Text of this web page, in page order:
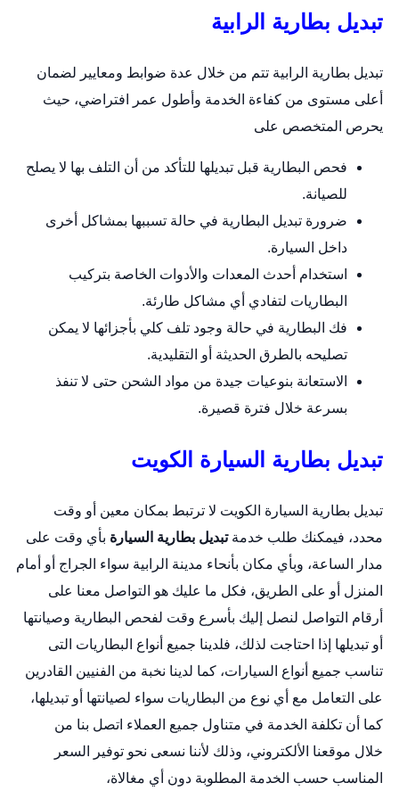
تبديل بطارية الرابية
تبديل بطارية الرابية تتم من خلال عدة ضوابط ومعايير لضمان
أعلى مستوى من كفاءة الخدمة وأطول عمر افتراضي، حيث
يحرص المتخصص على
فحص البطارية قبل تبديلها للتأكد من أن التلف بها لا يصلح
للصيانة.
ضرورة تبديل البطارية في حالة تسببها بمشاكل أخرى
داخل السيارة.
استخدام أحدث المعدات والأدوات الخاصة بتركيب
البطاريات لتفادي أي مشاكل طارئة.
فك البطارية في حالة وجود تلف كلي بأجزائها لا يمكن
تصليحه بالطرق الحديثة أو التقليدية.
الاستعانة بنوعيات جيدة من مواد الشحن حتى لا تنفذ
بسرعة خلال فترة قصيرة.
تبديل بطارية السيارة الكويت
تبديل بطارية السيارة الكويت لا ترتبط بمكان معين أو وقت
محدد، فيمكنك طلب خدمةتبديل بطارية السيارة بأي وقت على
مدار الساعة، وبأي مكان بأنحاء مدينة الرابية سواء الجراج أو أمام
المنزل أو على الطريق، فكل ما عليك هو التواصل معنا على
أرقام التواصل لنصل إليك بأسرع وقت لفحص البطارية وصيانتها
أو تبديلها إذا احتاجت لذلك، فلدينا جميع أنواع البطاريات التى
تناسب جميع أنواع السيارات، كما لدينا نخبة من الفنيين القادرين
على التعامل مع أي نوع من البطاريات سواء لصيانتها أو تبديلها،
كما أن تكلفة الخدمة في متناول جميع العملاء اتصل بنا من
خلال موقعنا الألكتروني، وذلك لأننا نسعى نحو توفير السعر
المناسب حسب الخدمة المطلوبة دون أي مغالاة،